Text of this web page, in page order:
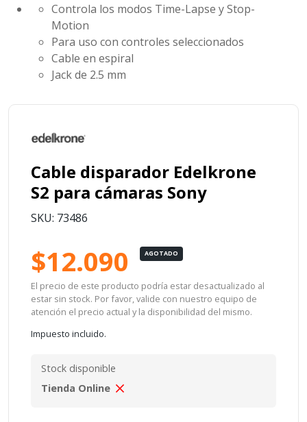
Controla los modos Time-Lapse y Stop-
Motion
Para uso con controles seleccionados
Cable en espiral
Jack de 2.5 mm
Cable disparador Edelkrone
S2 para cámaras Sony
SKU: 73486
$12.090 AGOTADO
El precio de este producto podría estar desactualizado al
estar sin stock. Por favor, valide con nuestro equipo de
atención el precio actual y la disponibilidad del mismo.
Impuesto incluido.
Stock disponible
Tienda Online